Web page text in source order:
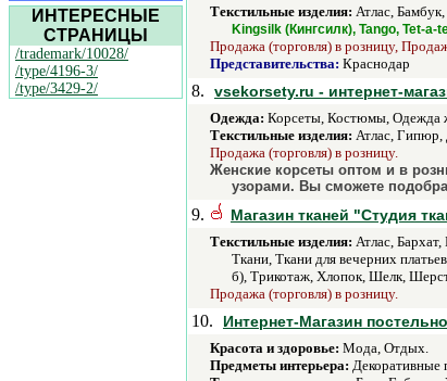
ИНТЕРЕСНЫЕ
СТРАНИЦЫ
/trademark/10028/
/type/4196-3/
/type/3429-2/
Текстильные изделия: Атлас,
Kingsilk (Кингсилк), Tango, Tet-
Продажа (торговля) в розницу,
Представительства: Краснодар
8. vsekorsety.ru - интернет-
Одежда: Корсеты, Костюмы, Одежда
Текстильные изделия: Атлас, Гипюр,
Продажа (торговля) в розницу.
Женские корсеты оптом и в
узорами. Вы сможете
9. Магазин тканей "Студия
Текстильные изделия: Атлас,
Ткани, Ткани для вечерних
б), Трикотаж, Хлопок, Шелк,
Продажа (торговля) в розницу.
10. Интернет-Магазин
Красота и здоровье: Мода, Отдых.
Предметы интерьера: